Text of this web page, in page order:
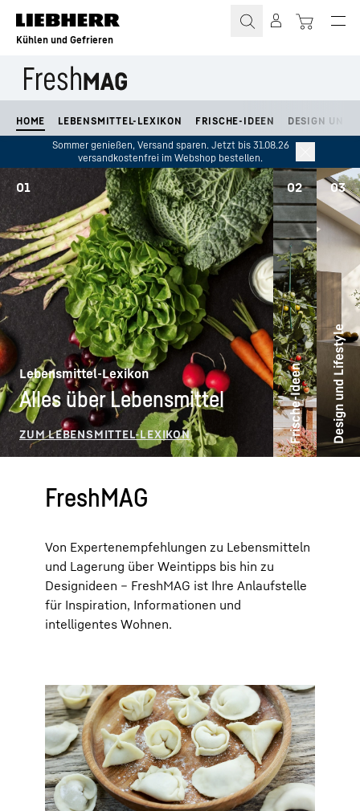
Zum Inhalt springen
Kühlen und Gefrieren
HOME LEBENSMITTEL-LEXIKON FRISCHE-IDEEN
DESIGN UND
Sommer genießen, Versand sparen. Jetzt bis 31.08.26
versandkostenfrei im Webshop bestellen.
01
Lebensmittel-Lexikon
Alles über Lebensmittel
02
Frische-Ideen
03
Design und Lifestyle
FreshMAG
Von Expertenempfehlungen zu Lebensmitteln
und Lagerung über Weintipps bis hin zu
Designideen – FreshMAG ist Ihre Anlaufstelle
für Inspiration, Informationen und
intelligentes Wohnen.